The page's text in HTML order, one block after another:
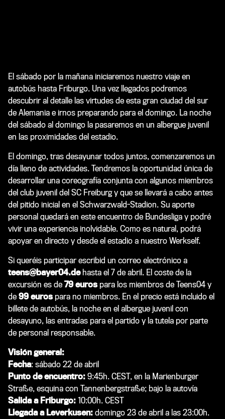
El sábado por la mañana iniciaremos nuestro viaje en
autobús hasta Friburgo. Una vez llegados podremos
descubrir al detalle las virtudes de esta gran ciudad del sur
de Alemania e irnos preparando para el domingo. La noche
del sábado al domingo la pasaremos en un albergue juvenil
en las proximidades del estadio.
El domingo, tras desayunar todos juntos, comenzaremos un
día lleno de actividades. Tendremos la oportunidad única de
desarrollar una coreografía conjunta con algunos miembros
del club juvenil del SC Freiburg y que se llevará a cabo antes
del pitido inicial en el Schwarzwald-Stadion. Su aporte
personal quedará en este encuentro de Bundesliga y podré
vivir una experiencia inolvidable. Como es natural, podrá
apoyar en directo y desde el estadio a nuestro Werkself.
Si queréis participar escribid un correo electrónico a
teens@bayer04.dehasta el 7 de abril. El coste de la
excursión es de 79 euros para los miembros de Teens04 y
de 99 euros para no miembros. En el precio está incluido el
billete de autobús, la noche en el albergue juvenil con
desayuno, las entradas para el partido y la tutela por parte
de personal responsable.
Visión general:
Fecha: sábado 22 de abril
Punto de encuentro: 9:45h. CEST, en la Marienburger
Straße, esquina con Tannenbergstraße; bajo la autovía
Salida a Friburgo: 10:00h. CEST
Llegada a Leverkusen: domingo 23 de abril a las 23:00h.